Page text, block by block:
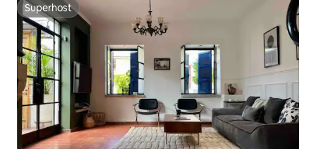
Superhost
Superhost